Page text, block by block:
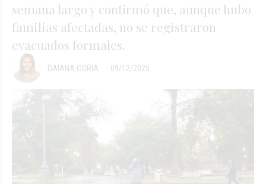
semana largo y confirmó que, aunque hubo
familias afectadas, no se registraron
evacuados formales.
09/12/2025
DAIANA CORIA